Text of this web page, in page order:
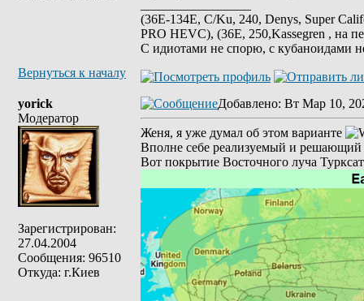
(36E-134E, C/Ku, 240, Denys, Super
PRO HEVC), (36E, 250,Kassegren , на
С идиотами не спорю, с кубаноидами
Вернуться к началу
yorick
Модератор
Зарегистрирован:
27.04.2004
Сообщения: 96510
Откуда: г.Киев
Добавлено: Вт Мар 10,
Женя, я уже думал об этом варианте
Вполне себе реализуемый и решающий
Вот покрытие Восточного луча